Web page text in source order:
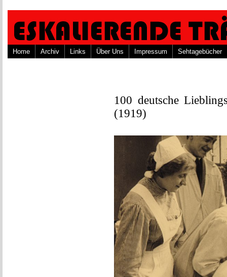
Home Archiv Links Über Uns Impressum Sehtagebücher
100 deutsche
(1919)